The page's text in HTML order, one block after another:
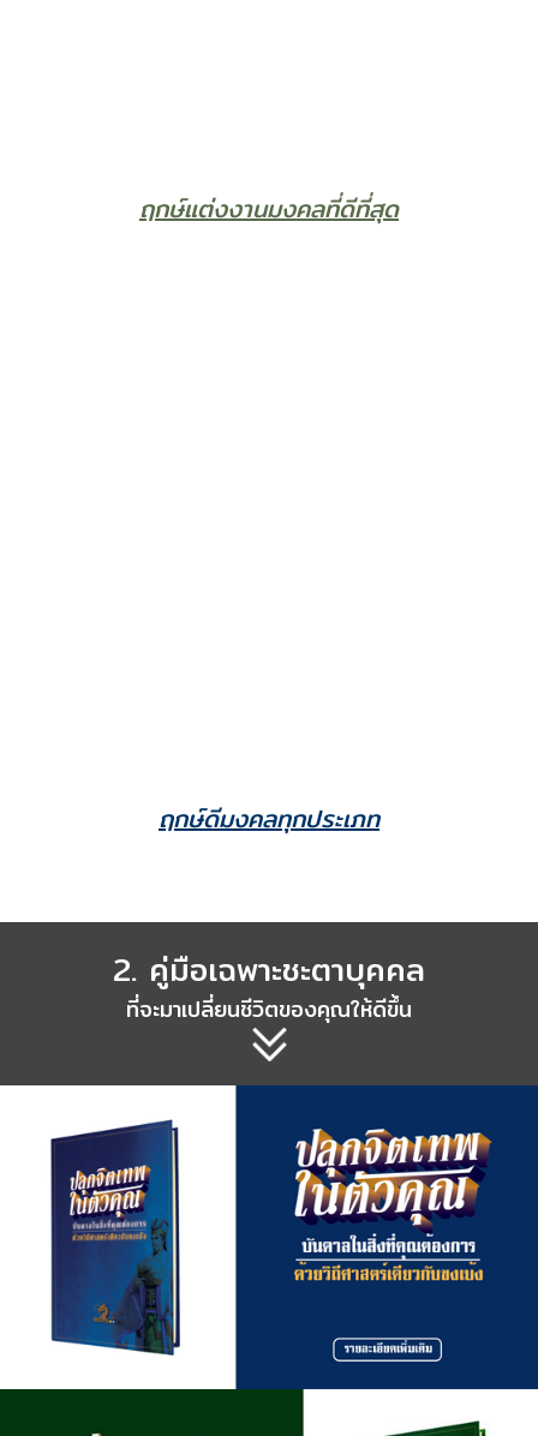
ฤกษ์แต่งงานมงคลที่ดีที่สุด
ฤกษ์ดีมงคลทุกประเภท
2. คู่มือเฉพาะชะตาบุคคล
ที่จะมาเปลี่ยนชีวิตของคุณให้ดีขึ้น